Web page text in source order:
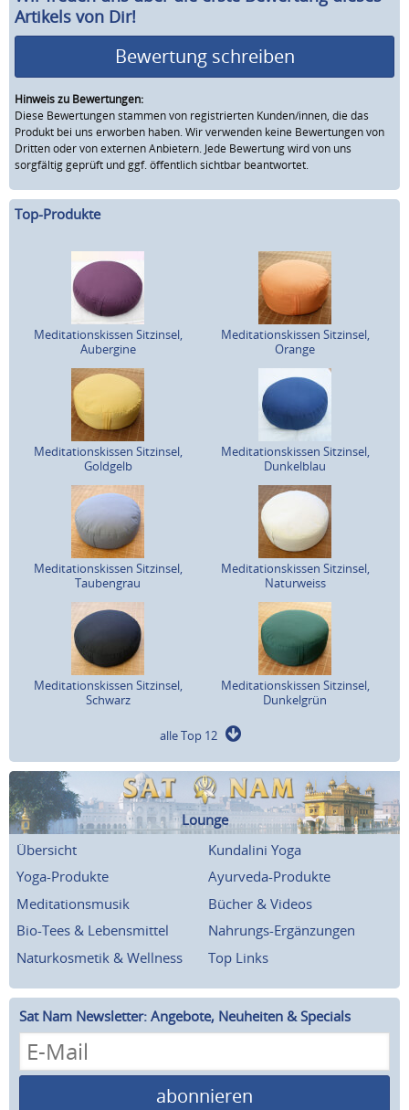
Artikels von Dir!
Bewertung schreiben
Hinweis zu Bewertungen:
Diese Bewertungen stammen von registrierten Kunden/innen, die das
Produkt bei uns erworben haben. Wir verwenden keine Bewertungen von
Dritten oder von externen Anbietern. Jede Bewertung wird von uns
sorgfältig geprüft und ggf. öffentlich sichtbar beantwortet.
Top-Produkte
Meditationskissen Sitzinsel,
Aubergine
Meditationskissen Sitzinsel,
Orange
Meditationskissen Sitzinsel,
Goldgelb
Meditationskissen Sitzinsel,
Dunkelblau
Meditationskissen Sitzinsel,
Taubengrau
Meditationskissen Sitzinsel,
Naturweiss
Meditationskissen Sitzinsel,
Schwarz
Meditationskissen Sitzinsel,
Dunkelgrün
alle Top 12
Lounge
Übersicht
Kundalini Yoga
Yoga-Produkte
Ayurveda-Produkte
Meditationsmusik
Bücher & Videos
Bio-Tees & Lebensmittel
Nahrungs-Ergänzungen
Naturkosmetik & Wellness
Top Links
Sat Nam Newsletter: Angebote, Neuheiten & Specials
abonnieren